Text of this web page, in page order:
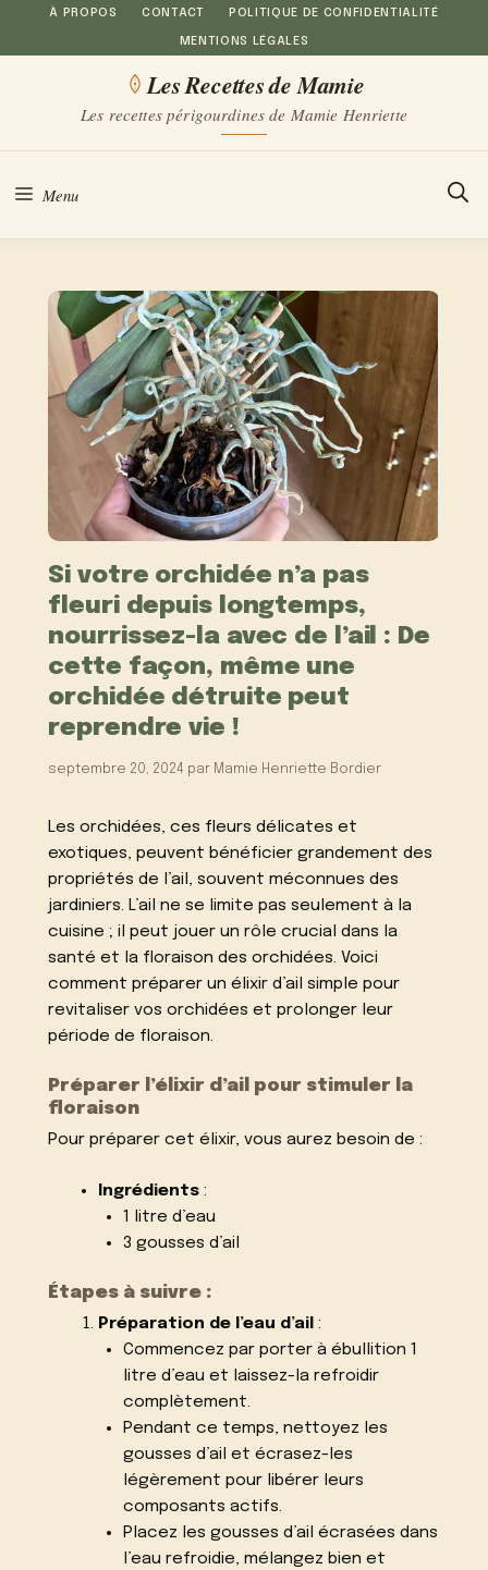
Aller
au
À PROPOS CONTACT POLITIQUE DE CONFIDENTIALITÉ
MENTIONS LÉGALES
Les Recettes de Mamie
Les recettes périgourdines de Mamie Henriette
Menu
Si votre orchidée n’a pas
fleuri depuis longtemps,
nourrissez-la avec de l’ail : De
cette façon, même une
orchidée détruite peut
reprendre vie !
septembre 20, 2024 par Mamie Henriette Bordier
Les orchidées, ces fleurs délicates et
exotiques, peuvent bénéficier grandement des
propriétés de l’ail, souvent méconnues des
jardiniers. L’ail ne se limite pas seulement à la
cuisine ; il peut jouer un rôle crucial dans la
santé et la floraison des orchidées. Voici
comment préparer un élixir d’ail simple pour
revitaliser vos orchidées et prolonger leur
période de floraison.
Préparer l’élixir d’ail pour stimuler la
floraison
Pour préparer cet élixir, vous aurez besoin de :
Ingrédients:
1 litre d’eau
3 gousses d’ail
Étapes à suivre :
Préparation de l’eau d’ail :
Commencez par porter à ébullition 1
litre d’eau et laissez-la refroidir
complètement.
Pendant ce temps, nettoyez les
gousses d’ail et écrasez-les
légèrement pour libérer leurs
composants actifs.
Placez les gousses d’ail écrasées dans
l’eau refroidie, mélangez bien et